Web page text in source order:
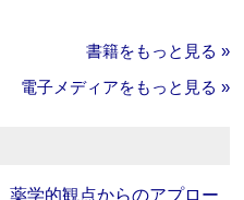
書籍をもっと見る »
電子メディアをもっと見る »
学的観点からのアプロー